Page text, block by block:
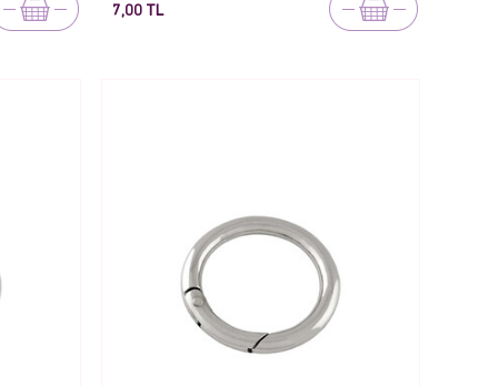
7,00 TL